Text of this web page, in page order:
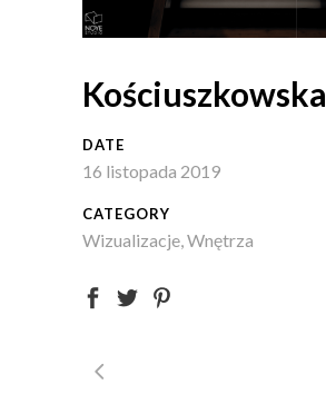
Kościuszkowska
DATE
16 listopada 2019
CATEGORY
Wizualizacje, Wnętrza